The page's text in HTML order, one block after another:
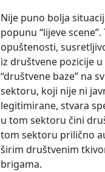
Nije puno bolja
popunu “lijeve
opuštenosti,
iz društvene pozicije
“društvene baze” na
sektoru, koji nije ni
legitimirane, stvara
u tom sektoru čini
tom sektoru prilično
širim društvenim
brigama.